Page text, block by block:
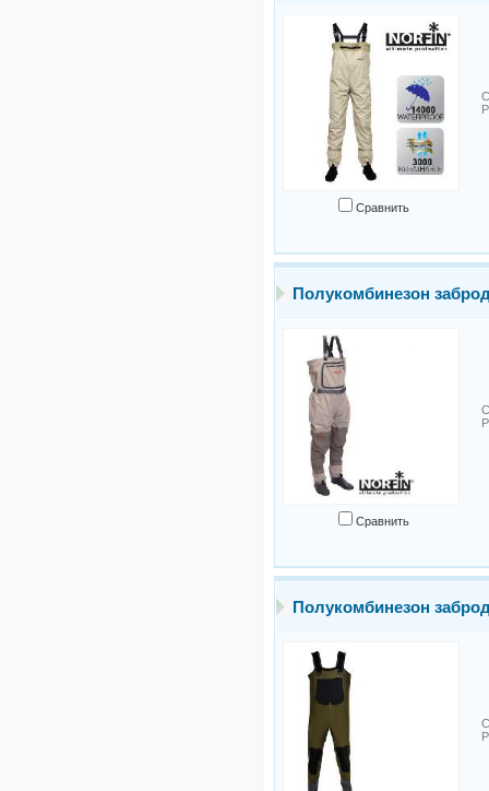
Сравнить
Полукомбинезон
Сравнить
Полукомбинезон